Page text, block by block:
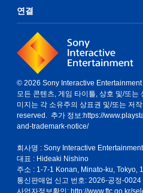
연결
© 2026 Sony Interactive Entertainment
모든 콘텐츠, 게임 타이틀, 상호 및/또는
미지는 각 소유주의 상표권 및/또는 저
reserved. 추가 정보:https://
and-trademark-notice/
회사명 : Sony Interactive
대표 : Hideaki Nishino
주소 : 1-7-1 Konan, Minato-ku, Tokyo,
통신판매업 신고 번호: 2026-공정-0024
사업자정보확인: http://www.ftc.go.kr/